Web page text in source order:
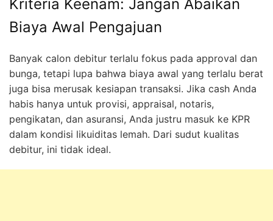
Kriteria Keenam: Jangan Abaikan
Biaya Awal Pengajuan
Banyak calon debitur terlalu fokus pada approval dan
bunga, tetapi lupa bahwa biaya awal yang terlalu berat
juga bisa merusak kesiapan transaksi. Jika cash Anda
habis hanya untuk provisi, appraisal, notaris,
pengikatan, dan asuransi, Anda justru masuk ke KPR
dalam kondisi likuiditas lemah. Dari sudut kualitas
debitur, ini tidak ideal.